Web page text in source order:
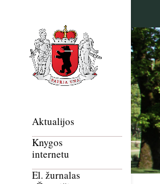
Aktualijos
Knygos
internetu
El. žurnalas